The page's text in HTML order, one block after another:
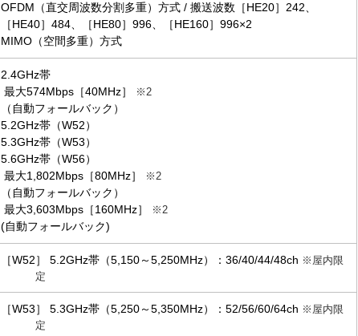
OFDM（直交周波数分割多重）方式 / 搬送波数［HE20］242、
［HE40］484、［HE80］996、［HE160］996×2
MIMO（空間多重）方式
2.4GHz帯
最大574Mbps［40MHz］
※2
（自動フォールバック）
5.2GHz帯（W52）
5.3GHz帯（W53）
5.6GHz帯（W56）
最大1,802Mbps［80MHz］
※2
（自動フォールバック）
最大3,603Mbps［160MHz］
※2
(自動フォールバック)
［W52］ 5.2GHz帯（5,150～5,250MHz）：36/40/44/48ch ※屋内限
定
［W53］ 5.3GHz帯（5,250～5,350MHz）：52/56/60/64ch ※屋内限
定